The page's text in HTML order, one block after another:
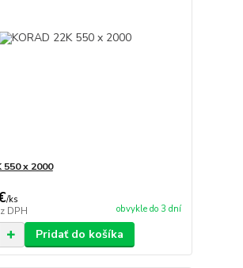
550 x 2000
/ks
DPH obvykle do 3 dní
Pridať do košíka